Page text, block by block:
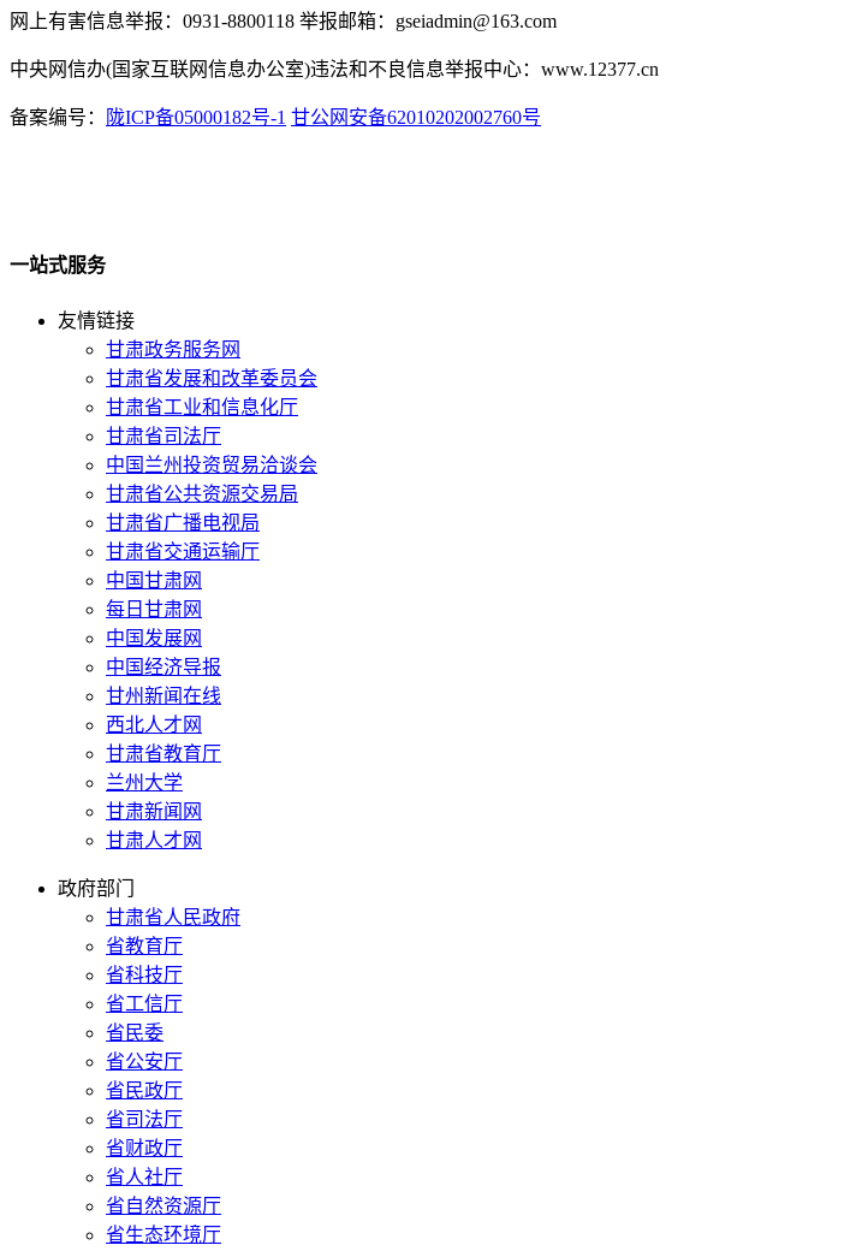
网上有害信息举报：0931-8800118 举报邮箱：gseiadmin@163.com
中央网信办(国家互联网信息办公室)违法和不良信息举报中心：www.12377.cn
备案编号： 陇ICP备05000182号-1 甘公网安备62010202002760号
一站式服务
友情链接
甘肃政务服务网
甘肃省发展和改革委员会
甘肃省工业和信息化厅
甘肃省司法厅
中国兰州投资贸易洽谈会
甘肃省公共资源交易局
甘肃省广播电视局
甘肃省交通运输厅
中国甘肃网
每日甘肃网
中国发展网
中国经济导报
甘州新闻在线
西北人才网
甘肃省教育厅
兰州大学
甘肃新闻网
甘肃人才网
政府部门
甘肃省人民政府
省教育厅
省科技厅
省工信厅
省民委
省公安厅
省民政厅
省司法厅
省财政厅
省人社厅
省自然资源厅
省生态环境厅